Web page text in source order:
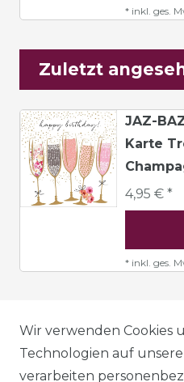
* inkl. ges.
Zuletzt
JAZ-
Karte
4,95 € *
* inkl. ges.
Wir verwenden Cookies
Technologien auf
verarbeiten